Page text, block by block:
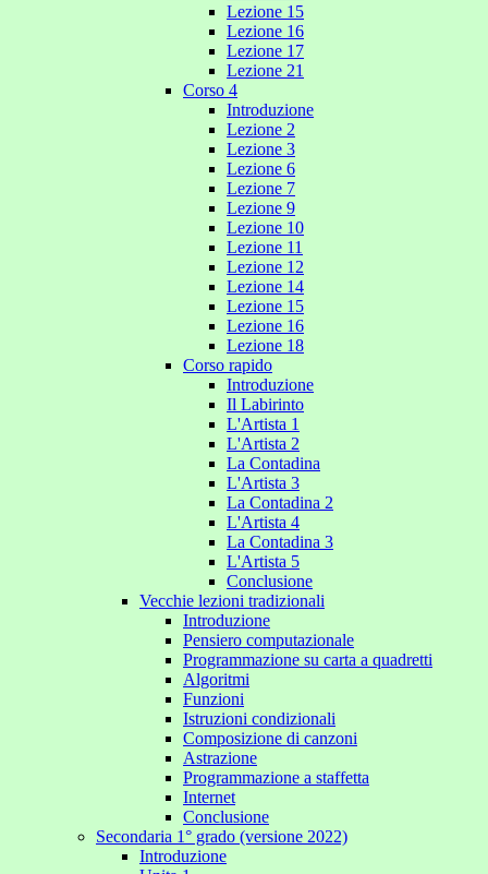
Lezione 15
Lezione 16
Lezione 17
Lezione 21
Corso 4
Introduzione
Lezione 2
Lezione 3
Lezione 6
Lezione 7
Lezione 9
Lezione 10
Lezione 11
Lezione 12
Lezione 14
Lezione 15
Lezione 16
Lezione 18
Corso rapido
Introduzione
Il Labirinto
L'Artista 1
L'Artista 2
La Contadina
L'Artista 3
La Contadina 2
L'Artista 4
La Contadina 3
L'Artista 5
Conclusione
Vecchie lezioni tradizionali
Introduzione
Pensiero computazionale
Programmazione su carta a quadretti
Algoritmi
Funzioni
Istruzioni condizionali
Composizione di canzoni
Astrazione
Programmazione a staffetta
Internet
Conclusione
Secondaria 1° grado (versione 2022)
Introduzione